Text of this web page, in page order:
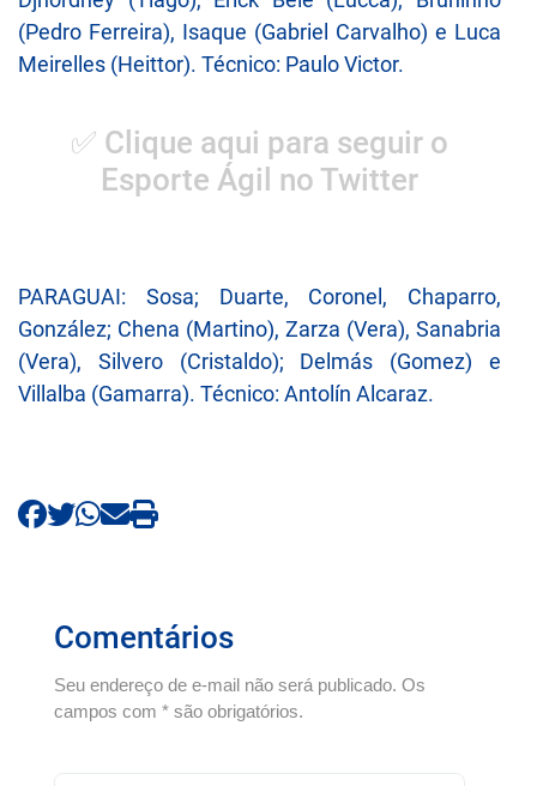
(Pedro Ferreira), Isaque (Gabriel Carvalho) e Luca
Meirelles (Heittor). Técnico: Paulo Victor.
✅ Clique aqui para seguir o
Esporte Ágil no Twitter
PARAGUAI: Sosa; Duarte, Coronel, Chaparro,
González; Chena (Martino), Zarza (Vera), Sanabria
(Vera), Silvero (Cristaldo); Delmás (Gomez) e
Villalba (Gamarra). Técnico: Antolín Alcaraz.
Comentários
Seu endereço de e-mail não será publicado. Os
campos com * são obrigatórios.